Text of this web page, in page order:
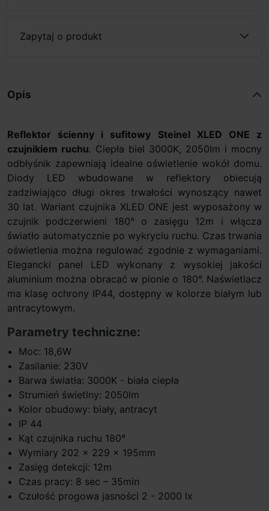
Zapytaj o produkt
Opis
Reflektor ścienny i sufitowy Steinel XLED ONE z
czujnikiem ruchu. Ciepła biel 3000K, 2050lm i mocny
odbłyśnik zapewniają idealne oświetlenie wokół domu.
Diody LED wbudowane w reflektory obiecują
zadziwiająco długi okres trwałości wynoszący nawet
30 lat. Wariant czujnika XLED ONE jest wyposażony w
czujnik podczerwieni 180° o zasięgu 12m i włącza
światło automatycznie po wykryciu ruchu. Czas trwania
oświetlenia można regulować zgodnie z wymaganiami.
Elegancki panel LED wykonany z wysokiej jakości
aluminium można obracać w pionie o 180°. Naświetlacz
ma klasę ochrony IP44, dostępny w kolorze białym lub
antracytowym.
Parametry techniczne:
Moc: 18,6W
Zasilanie: 230V
Barwa światła: 3000K - biała ciepła
Strumień świetlny: 2050lm
Kolor obudowy: biały, antracyt
IP 44
Kąt czujnika ruchu 180°
Wymiary 202 x 229 x 195mm
Zasięg detekcji: 12m
Czas pracy: 8 sec – 35min
Czułość progowa jasności 2 - 2000 lx